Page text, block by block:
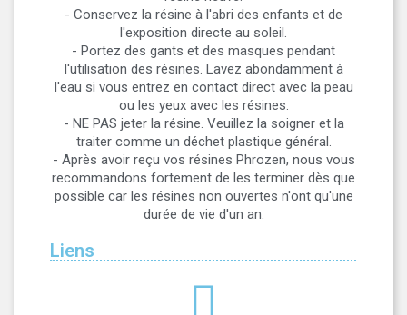
- Conservez la résine à l'abri des enfants et de
l'exposition directe au soleil.
- Portez des gants et des masques pendant
l'utilisation des résines. Lavez abondamment à
l'eau si vous entrez en contact direct avec la peau
ou les yeux avec les résines.
- NE PAS jeter la résine. Veuillez la soigner et la
traiter comme un déchet plastique général.
- Après avoir reçu vos résines Phrozen, nous vous
recommandons fortement de les terminer dès que
possible car les résines non ouvertes n'ont qu'une
durée de vie d'un an.
Liens